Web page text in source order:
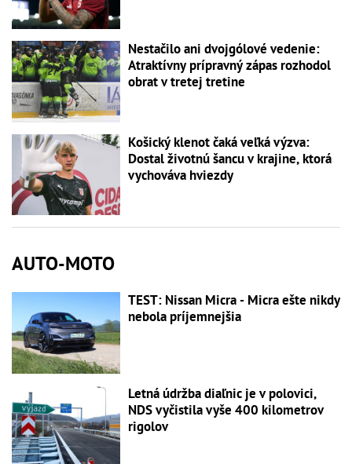
Nestačilo ani dvojgólové vedenie:
Atraktívny prípravný zápas rozhodol
obrat v tretej tretine
Košický klenot čaká veľká výzva:
Dostal životnú šancu v krajine, ktorá
vychováva hviezdy
AUTO-MOTO
TEST: Nissan Micra - Micra ešte nikdy
nebola príjemnejšia
Letná údržba diaľnic je v polovici,
NDS vyčistila vyše 400 kilometrov
rigolov